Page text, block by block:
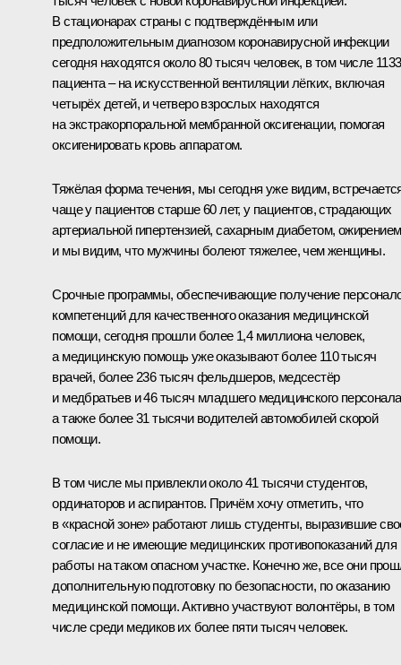
В стационарах страны с подтверждённым или
предположительным диагнозом коронавирусной инфекции
сегодня находятся около 80 тысяч человек, в том числе 1133
пациента – на искусственной вентиляции лёгких, включая
четырёх детей, и четверо взрослых находятся
на экстракорпоральной мембранной оксигенации, помогая
оксигенировать кровь аппаратом.
Тяжёлая форма течения, мы сегодня уже видим,
чаще у пациентов старше 60 лет, у пациентов, страдающих
артериальной гипертензией, сахарным диабетом,
и мы видим, что мужчины болеют тяжелее, чем женщины.
Срочные программы, обеспечивающие получение
компетенций для качественного оказания медицинской
помощи, сегодня прошли более 1,4 миллиона человек,
а медицинскую помощь уже оказывают более 110 тысяч
врачей, более 236 тысяч фельдшеров, медсестёр
и медбратьев и 46 тысяч младшего медицинского
а также более 31 тысячи водителей автомобилей скорой
помощи.
В том числе мы привлекли около 41 тысячи студентов,
ординаторов и аспирантов. Причём хочу отметить, что
в «красной зоне» работают лишь студенты, выразившие
согласие и не имеющие медицинских противопоказаний для
работы на таком опасном участке. Конечно же, все они
дополнительную подготовку по безопасности, по оказанию
медицинской помощи. Активно участвуют волонтёры, в том
числе среди медиков их более пяти тысяч человек.